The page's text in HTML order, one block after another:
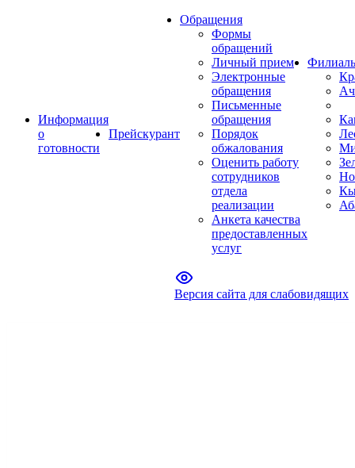
Информация
о
готовности
Прейскурант
Обращения
Формы
обращений
Личный прием
Электронные
обращения
Письменные
обращения
Порядок
обжалования
Оценить работу
сотрудников
отдела
реализации
Анкета качества
предоставленных
услуг
Версия сайта для слабовидящих